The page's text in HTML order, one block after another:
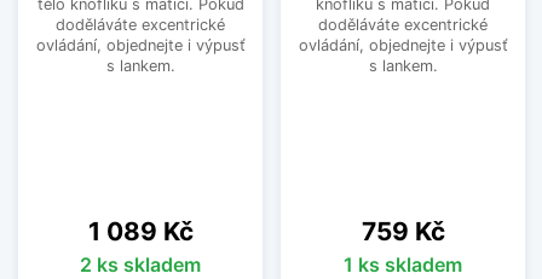
tělo knoflíku s maticí. Pokud
doděláváte excentrické
ovládání, objednejte i výpusť
s lankem.
Cena
1 089 Kč
2 ks skladem
knoflíku s maticí. Pokud
doděláváte excentrické
ovládání, objednejte i výpusť
s lankem.
Cena
759 Kč
1 ks skladem